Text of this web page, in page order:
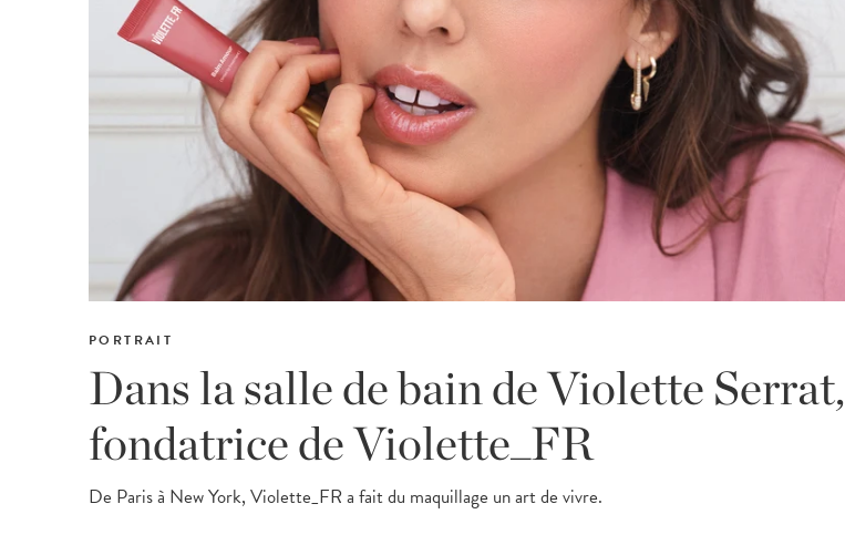
PORTRAIT
Dans la salle de bain de Violette Serrat,
fondatrice de Violette_FR
De Paris à New York, Violette_FR a fait du maquillage un art de vivre.